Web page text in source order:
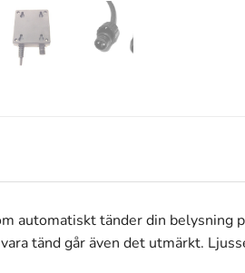
automatiskt tänder din belysning
tänd går även det utmärkt.